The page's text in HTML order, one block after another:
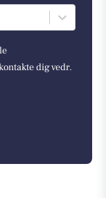
dig vedr.